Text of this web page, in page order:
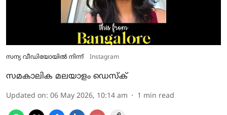
സന്യ വീഡിയോയില്‍ നിന്ന്‌ Instagram
സമകാലിക മലയാളം ഡെസ്ക്
Updated on: 06 May 2026, 10:14 am 1 min read